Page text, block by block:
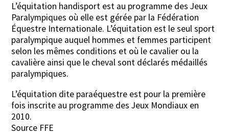
L’équitation handisport est au programme des Jeux
Paralympiques où elle est gérée par la Fédération
Équestre Internationale. L’équitation est le seul sport
paralympique auquel hommes et femmes participent
selon les mêmes conditions et où le cavalier ou la
cavalière ainsi que le cheval sont déclarés médaillés
paralympiques.
L’équitation dite paraéquestre est pour la première
fois inscrite au programme des Jeux Mondiaux en
2010.
Source FFE